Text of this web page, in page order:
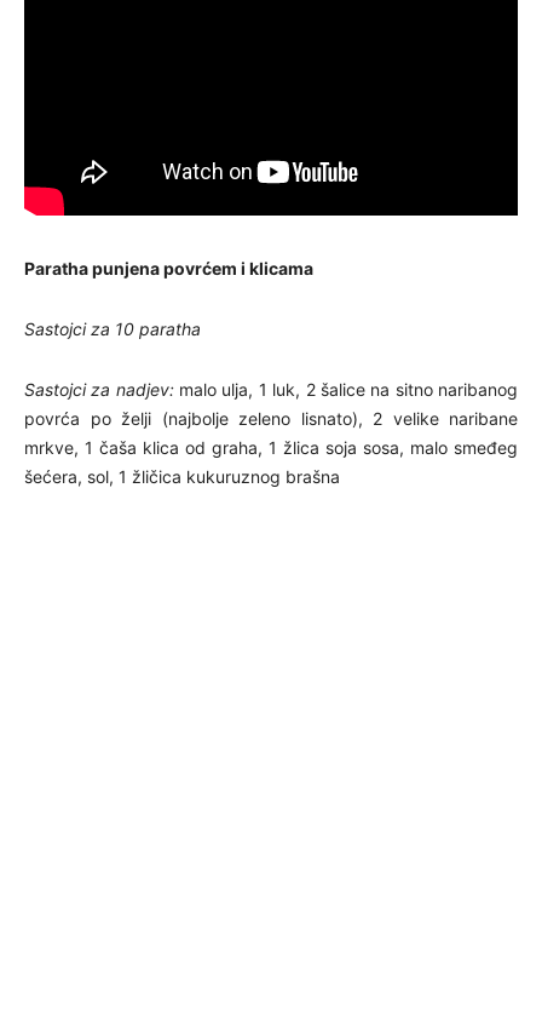
Paratha punjena povrćem i klicama
Sastojci za 10 paratha
Sastojci za nadjev:malo ulja, 1 luk, 2 šalice na sitno naribanog
povrća po želji (najbolje zeleno lisnato), 2 velike naribane
mrkve, 1 čaša klica od graha, 1 žlica soja sosa, malo smeđeg
šećera, sol, 1 žličica kukuruznog brašna